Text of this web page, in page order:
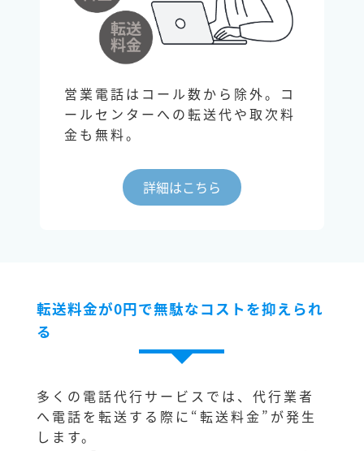
営業電話はコール数から除外。コ
ールセンターへの転送代や取次料
金も無料。
詳細はこちら
転送料金が0円で無駄なコストを抑えられ
る
多くの電話代行サービスでは、代行業者
へ電話を転送する際に“転送料金”が発生
します。